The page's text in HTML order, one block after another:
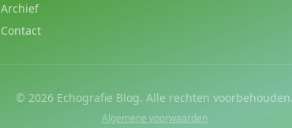
Archief
Contact
© 2026 Echografie Blog. Alle rechten voorbehouden.
Algemene voorwaarden